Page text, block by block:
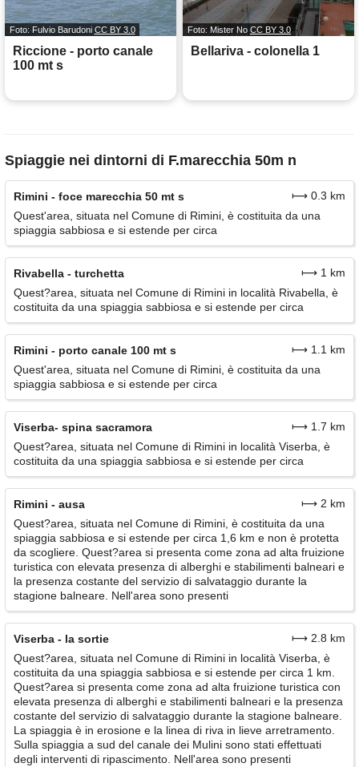
Foto: Fulvio Barudoni CC BY 3.0
Riccione - porto canale
100 mt s
Foto: Mister No CC BY 3.0
Bellariva - colonella 1
Spiaggie nei dintorni di F.marecchia 50m n
Rimini - foce marecchia 50 mt s
⟼ 0.3 km
Quest'area, situata nel Comune di Rimini, è costituita da una
spiaggia sabbiosa e si estende per circa
Rivabella - turchetta
⟼ 1 km
Quest?area, situata nel Comune di Rimini in località Rivabella, è
costituita da una spiaggia sabbiosa e si estende per circa
Rimini - porto canale 100 mt s
⟼ 1.1 km
Quest'area, situata nel Comune di Rimini, è costituita da una
spiaggia sabbiosa e si estende per circa
Viserba- spina sacramora
⟼ 1.7 km
Quest?area, situata nel Comune di Rimini in località Viserba, è
costituita da una spiaggia sabbiosa e si estende per circa
Rimini - ausa
⟼ 2 km
Quest?area, situata nel Comune di Rimini, è costituita da una
spiaggia sabbiosa e si estende per circa 1,6 km e non è protetta
da scogliere. Quest?area si presenta come zona ad alta fruizione
turistica con elevata presenza di alberghi e stabilimenti balneari e
la presenza costante del servizio di salvataggio durante la
stagione balneare. Nell'area sono presenti
Viserba - la sortie
⟼ 2.8 km
Quest?area, situata nel Comune di Rimini in località Viserba, è
costituita da una spiaggia sabbiosa e si estende per circa 1 km.
Quest?area si presenta come zona ad alta fruizione turistica con
elevata presenza di alberghi e stabilimenti balneari e la presenza
costante del servizio di salvataggio durante la stagione balneare.
La spiaggia è in erosione e la linea di riva in lieve arretramento.
Sulla spiaggia a sud del canale dei Mulini sono stati effettuati
degli interventi di ripascimento. Nell'area sono presenti